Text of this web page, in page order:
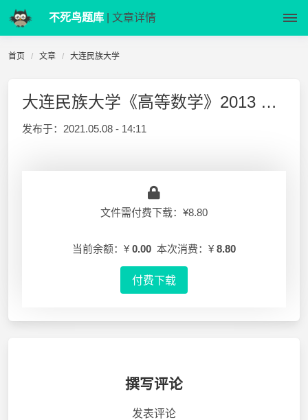
不死鸟题库 | 文章详情
首页 文章 大连民族大学
大连民族大学《高等数学》2013 期中试卷
发布于： 2021.05.08 - 14:11
文件需付费下载：¥8.80
当前余额：¥ 0.00 本次消费：¥ 8.80
付费下载
撰写评论
发表评论